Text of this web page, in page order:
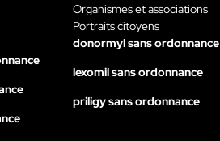
Organismes et associations
Portraits citoyens
donormyl sans ordonnance
lexomil sans ordonnance
priligy sans ordonnance